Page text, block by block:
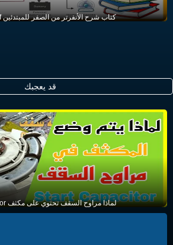
كتاب شرح الأنفرتر من الصفر للمبتدئين Inverter pdf
قد يعجبك
لماذا مراوح السقف تحتوي على مكثف fan capacitor